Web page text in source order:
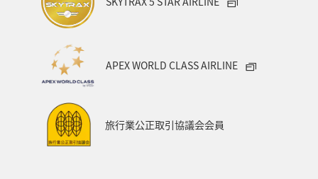
APEX WORLD CLASS AIRLINE
旅行業公正取引協議会会員